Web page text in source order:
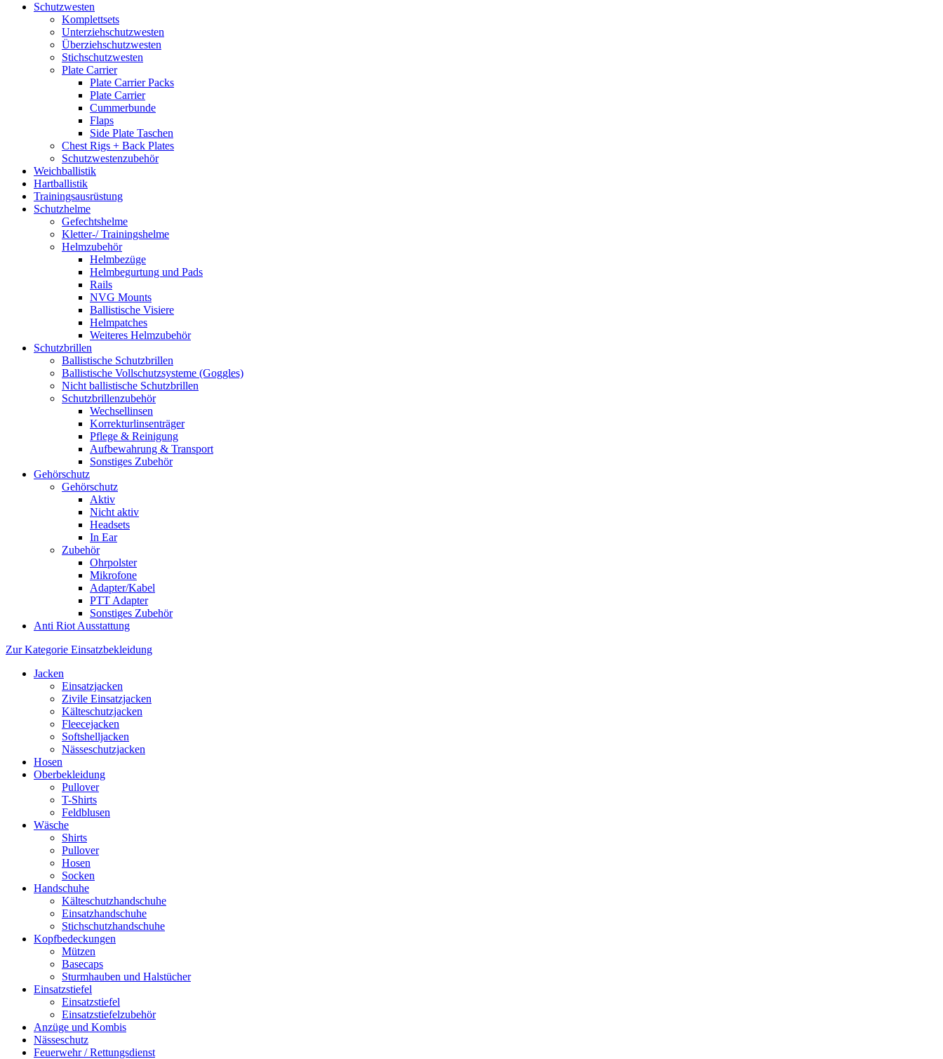
Schutzwesten
Komplettsets
Unterziehschutzwesten
Überziehschutzwesten
Stichschutzwesten
Plate Carrier
Plate Carrier Packs
Plate Carrier
Cummerbunde
Flaps
Side Plate Taschen
Chest Rigs + Back Plates
Schutzwestenzubehör
Weichballistik
Hartballistik
Trainingsausrüstung
Schutzhelme
Gefechtshelme
Kletter-/ Trainingshelme
Helmzubehör
Helmbezüge
Helmbegurtung und Pads
Rails
NVG Mounts
Ballistische Visiere
Helmpatches
Weiteres Helmzubehör
Schutzbrillen
Ballistische Schutzbrillen
Ballistische Vollschutzsysteme (Goggles)
Nicht ballistische Schutzbrillen
Schutzbrillenzubehör
Wechsellinsen
Korrekturlinsenträger
Pflege & Reinigung
Aufbewahrung & Transport
Sonstiges Zubehör
Gehörschutz
Gehörschutz
Aktiv
Nicht aktiv
Headsets
In Ear
Zubehör
Ohrpolster
Mikrofone
Adapter/Kabel
PTT Adapter
Sonstiges Zubehör
Anti Riot Ausstattung
Zur Kategorie Einsatzbekleidung
Jacken
Einsatzjacken
Zivile Einsatzjacken
Kälteschutzjacken
Fleecejacken
Softshelljacken
Nässeschutzjacken
Hosen
Oberbekleidung
Pullover
T-Shirts
Feldblusen
Wäsche
Shirts
Pullover
Hosen
Socken
Handschuhe
Kälteschutzhandschuhe
Einsatzhandschuhe
Stichschutzhandschuhe
Kopfbedeckungen
Mützen
Basecaps
Sturmhauben und Halstücher
Einsatzstiefel
Einsatzstiefel
Einsatzstiefelzubehör
Anzüge und Kombis
Nässeschutz
Feuerwehr / Rettungsdienst